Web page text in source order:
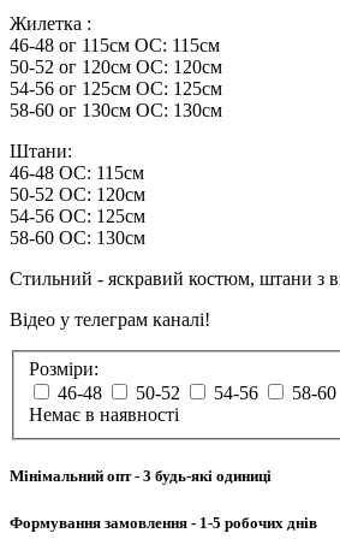
Жилетка :
46-48 ог 115см ОС: 115см
50-52 ог 120см ОС: 120см
54-56 ог 125см ОС: 125см
58-60 ог 130см ОС: 130см
Штани:
46-48 ОС: 115см
50-52 ОС: 120см
54-56 ОС: 125см
58-60 ОС: 130см
Стильний - яскравий костюм, штани з
Відео у телеграм каналі!
Розміри:
46-48
50-52 54-56
58-60
Немає в наявності
Мінімальний опт- 3 будь-які одиниці
Формування замовлення - 1-5 робочих днів